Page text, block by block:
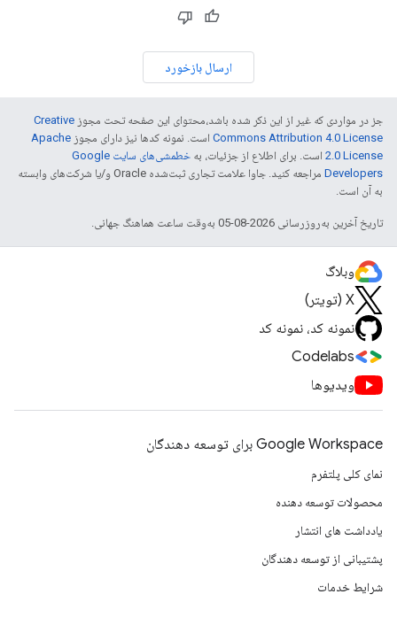
ارسال بازخورد
جز در مواردی که غیر از این ذکر شده باشد،‌محتوای این صفحه تحت مجوز Creative
Commons Attribution 4.0 License است. نمونه کدها نیز دارای مجوز Apache
2.0 License است. برای اطلاع از جزئیات، به
خطمشی‌های سایت Google
Developers‏
مراجعه کنید. جاوا علامت تجاری ثبت‌شده Oracle و/یا شرکت‌های وابسته
به آن است.
تاریخ آخرین به‌روزرسانی 2026-08-05 به‌وقت ساعت هماهنگ جهانی.
وبلاگ
X (تویتر)
نمونه کد، نمونه کد
Codelabs
ویدیوها
Google Workspace برای توسعه دهندگان
نمای کلی پلتفرم
محصولات توسعه دهنده
یادداشت های انتشار
پشتیبانی از توسعه دهندگان
شرایط خدمات